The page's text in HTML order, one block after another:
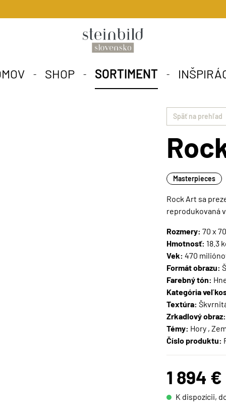
SHOP SORTIMENT
Späť na prehľad
Masterpieces
Rock Art sa
reprodukovaná
Rozmery: 70 x
Hmotnosť: 18.3
Vek: 470
Formát obrazu:
Farebný tón:
Kategória
Textúra:
Zrkadlový obraz:
Témy: Hory ,
Číslo produktu:
1 894 €
K dispozícii,